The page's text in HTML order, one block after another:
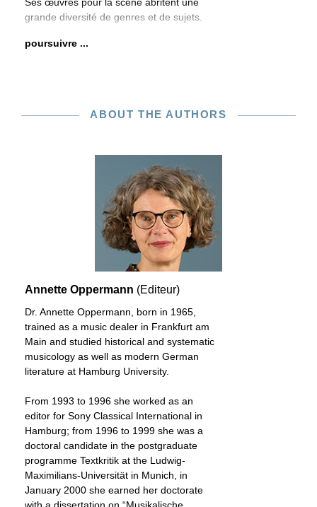
grande diversité de genres et de sujets.
poursuivre ...
ABOUT THE AUTHORS
Annette Oppermann (Editeur)
Dr. Annette Oppermann, born in 1965,
trained as a music dealer in Frankfurt am
Main and studied historical and systematic
musicology as well as modern German
literature at Hamburg University.
From 1993 to 1996 she worked as an
editor for Sony Classical International in
Hamburg; from 1996 to 1999 she was a
doctoral candidate in the postgraduate
programme Textkritik at the Ludwig-
Maximilians-Universität in Munich, in
January 2000 she earned her doctorate